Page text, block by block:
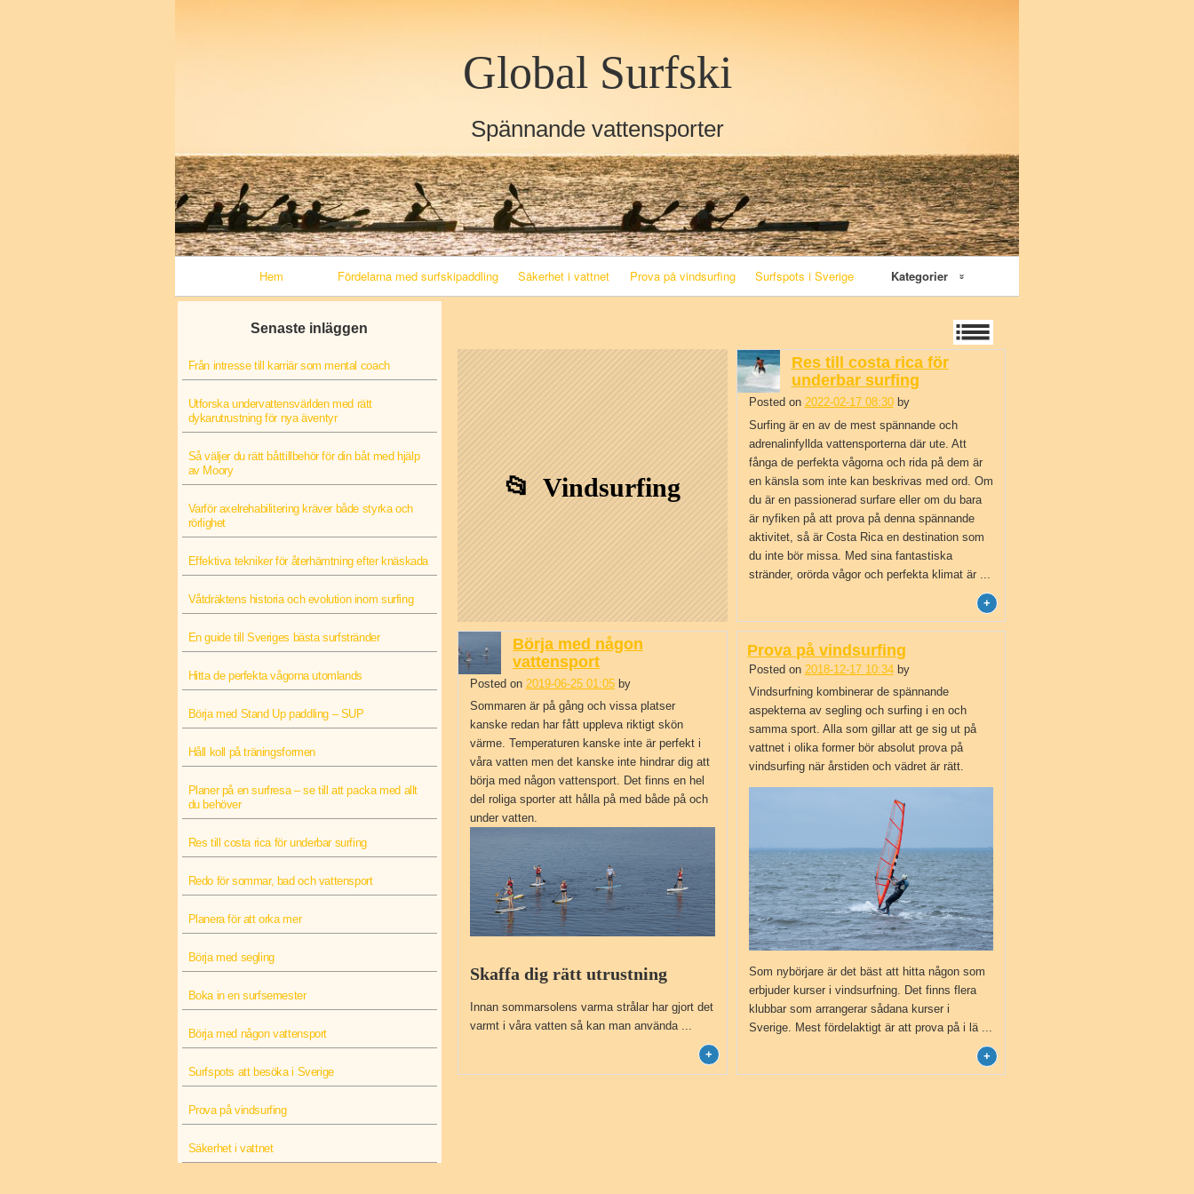
Global Surfski
Spännande vattensporter
Primary Navigation
Hem Fördelarna med surfskipaddling Säkerhet i vattnet Prova på vindsurfing Surfspots i Sverige Kategorier
Surfski
Kitesurfing
Vindsurfing
Segling
Tips
Vindsurfing
Res till costa rica för
underbar surfing
Posted on 2022-02-17 08:30 byAngela Nilsson
Surfing är en av de mest spännande och
adrenalinfyllda vattensporterna där ute. Att
fånga de perfekta vågorna och rida på dem är
en känsla som inte kan beskrivas med ord. Om
du är en passionerad surfare eller om du bara
är nyfiken på att prova på denna spännande
aktivitet, så är Costa Rica en destination som
du inte bör missa. Med sina fantastiska
stränder, orörda vågor och perfekta klimat är ...
Börja med någon
vattensport
Posted on 2019-06-25 01:05 by
Sommaren är på gång och vissa platser
kanske redan har fått uppleva riktigt skön
värme. Temperaturen kanske inte är perfekt i
våra vatten men det kanske inte hindrar dig att
börja med någon vattensport. Det finns en hel
del roliga sporter att hålla på med både på och
under vatten.
Skaffa dig rätt utrustning
Innan sommarsolens varma strålar har gjort det
varmt i våra vatten så kan man använda ...
Prova på vindsurfing
Posted on 2018-12-17 10:34 byAngela Nilsson
Vindsurfning kombinerar de spännande
aspekterna av segling och surfing i en och
samma sport. Alla som gillar att ge sig ut på
vattnet i olika former bör absolut prova på
vindsurfing när årstiden och vädret är rätt.
Som nybörjare är det bäst att hitta någon som
erbjuder kurser i vindsurfning. Det finns flera
klubbar som arrangerar sådana kurser i
Sverige. Mest fördelaktigt är att prova på i lä ...
Senaste inläggen
Från intresse till karriär som mental coach
Utforska undervattensvärlden med rätt
dykarutrustning för nya äventyr
Så väljer du rätt båttillbehör för din båt med hjälp
av Moory
Varför axelrehabilitering kräver både styrka och
rörlighet
Effektiva tekniker för återhämtning efter knäskada
Våtdräktens historia och evolution inom surfing
En guide till Sveriges bästa surfstränder
Hitta de perfekta vågorna utomlands
Börja med Stand Up paddling – SUP
Håll koll på träningsformen
Planer på en surfresa – se till att packa med allt
du behöver
Res till costa rica för underbar surfing
Redo för sommar, bad och vattensport
Planera för att orka mer
Börja med segling
Boka in en surfsemester
Börja med någon vattensport
Surfspots att besöka i Sverige
Prova på vindsurfing
Säkerhet i vattnet